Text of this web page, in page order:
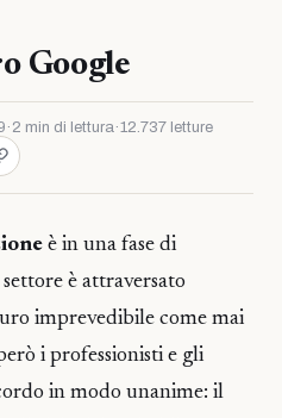
Google
· 2 min di lettura·12.737 letture
è in una fase di
è attraversato
imprevedibile come mai
i professionisti e gli
in modo unanime: il